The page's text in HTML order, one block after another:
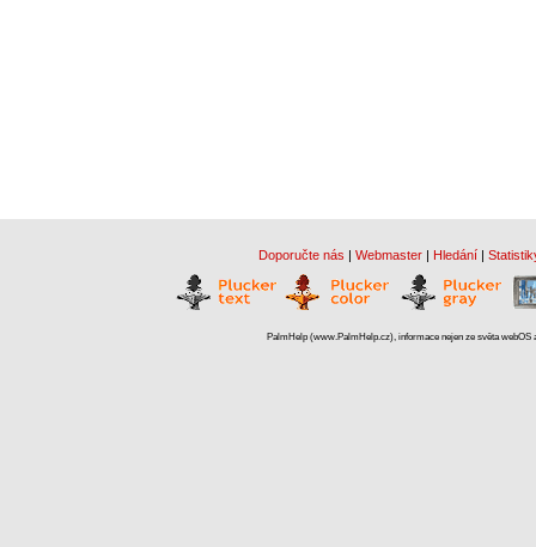
Doporučte nás | Webmaster | Hledání |
PalmHelp (www.PalmHelp.cz), informace nejen ze světa